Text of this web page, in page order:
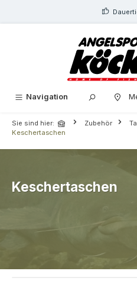
Navigation
Sie sind hier: Zubehör
Keschertaschen
Keschertaschen